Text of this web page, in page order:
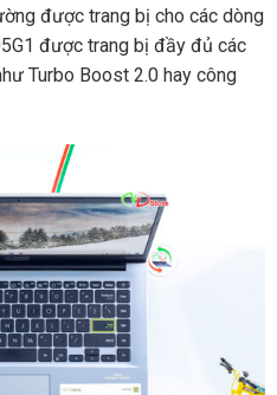
được trang bị cho các dòng
được trang bị đầy đủ các
Turbo Boost 2.0 hay công